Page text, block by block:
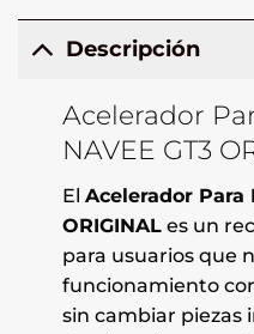
Descripción
Acelerador
NAVEE GT3
El Acelerador Para
ORIGINALes un
para usuarios que
funcionamiento
sin cambiar piezas